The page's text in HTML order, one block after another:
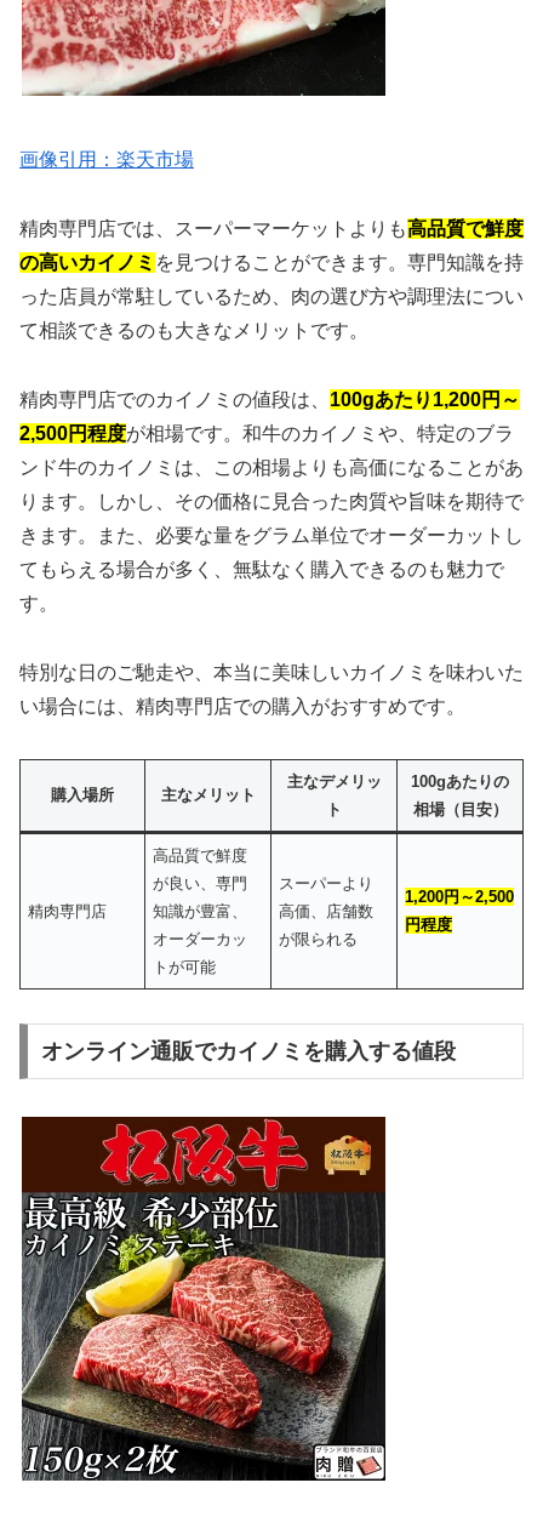
画像引用：楽天市場
精肉専門店では、スーパーマーケットよりも高品質で鮮度
の高いカイノミ を見つけることができます。専門知識を持
った店員が常駐しているため、肉の選び方や調理法につい
て相談できるのも大きなメリットです。
精肉専門店でのカイノミの値段は、 100gあたり1,200円～
2,500円程度が相場です。和牛のカイノミや、特定のブラ
ンド牛のカイノミは、この相場よりも高価になることがあ
ります。しかし、その価格に見合った肉質や旨味を期待で
きます。また、必要な量をグラム単位でオーダーカットし
てもらえる場合が多く、無駄なく購入できるのも魅力で
す。
特別な日のご馳走や、本当に美味しいカイノミを味わいた
い場合には、精肉専門店での購入がおすすめです。
購入場所 主なメリット
主なデメリッ
ト
100gあたりの
相場（目安）
精肉専門店
高品質で鮮度
が良い、専門
知識が豊富、
オーダーカッ
トが可能
スーパーより
高価、店舗数
が限られる
1,200円～2,500
円程度
オンライン通販でカイノミを購入する値段